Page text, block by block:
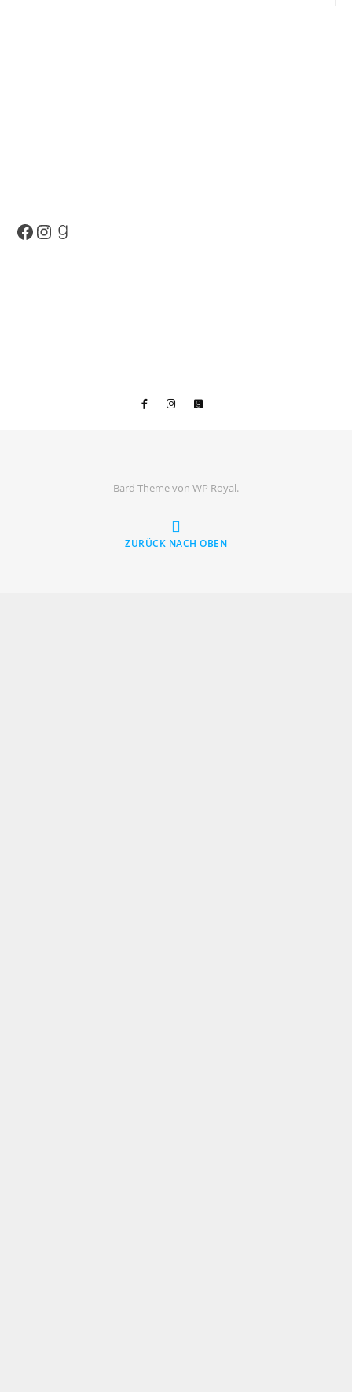
Facebook
Instagram
Goodreads
Bard Theme von WP Royal.
ZURÜCK NACH OBEN